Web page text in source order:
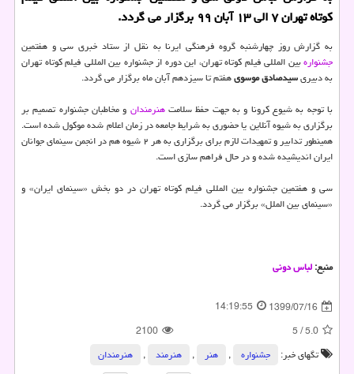
كوتاه تهران ۷ الی ۱۳ آبان ۹۹ برگزار می گردد.
به گزارش روز چهارشنبه گروه فرهنگی ایرنا به نقل از ستاد خبری سی و هفتمین
جشنوارهبین المللی فیلم کوتاه تهران، این دوره از جشنواره بین المللی فیلم کوتاه تهران
به دبیریسیدصادق موسویهفتم تا سیزدهم آبان ماه برگزار می گردد.
با توجه به شیوع کرونا و به جهت حفظ سلامتهنرمندان و مخاطبان جشنواره تصمیم بر
برگزاری به شیوه آنلاین یا حضوری به شرایط جامعه در زمان اعلام شده موکول شده است.
همینطور تدابیر و تمهیدات لازم برای برگزاری به هر ۲ شیوه هم در انجمن سینمای جوانان
ایران اندیشیده شده و در حال فراهم سازی است.
سی و هفتمین جشنواره بین المللی فیلم کوتاه تهران در دو بخش «سینمای ایران» و
«سینمای بین الملل» برگزار می گردد.
منبع:لباس دونی
1399/07/16
14:19:55
5.0
/
5
2100
تگهای خبر:
جشنواره , هنر , هنرمند ,
هنرمندان